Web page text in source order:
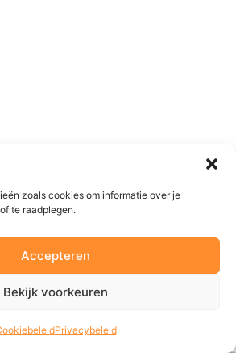
zoals cookies om informatie over je
te raadplegen.
Accepteren
Bekijk voorkeuren
Privacybeleid